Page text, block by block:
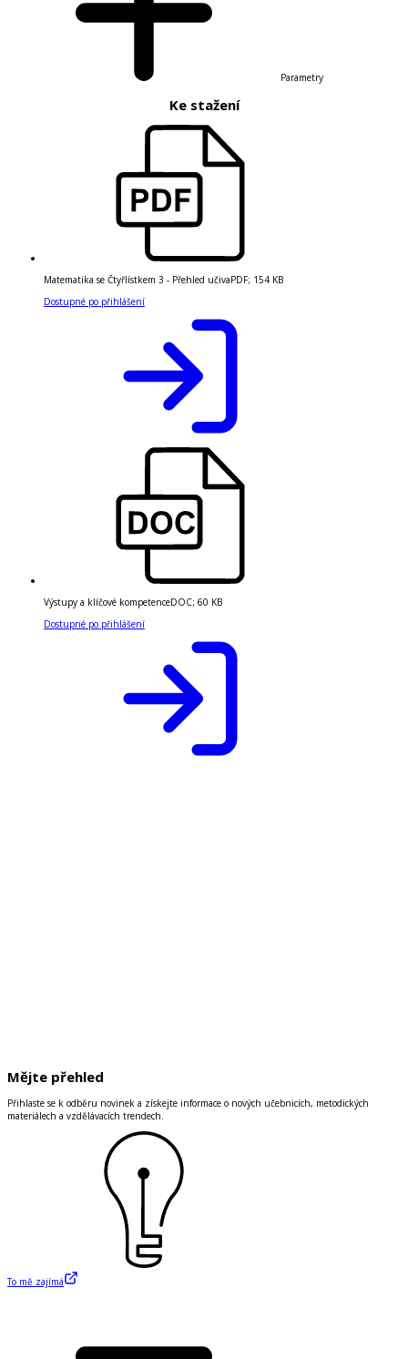
Parametry
Ke stažení
Matematika se Čtyřlístkem 3 - Přehled učivaPDF; 154 KB
Dostupné po přihlášení
Výstupy a klíčové kompetenceDOC; 60 KB
Dostupné po přihlášení
Mějte přehled
Přihlaste se k odběru novinek a získejte informace o nových učebnicích, metodických
materiálech a vzdělávacích trendech.
To mě zajímá